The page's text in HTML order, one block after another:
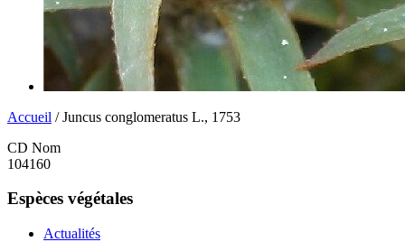
Accueil / Juncus conglomeratus L., 1753
CD Nom
104160
Espèces végétales
Actualités